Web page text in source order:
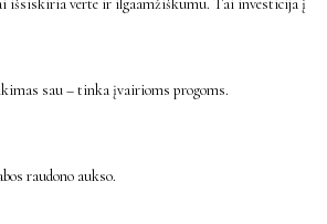
sau – tinka įvairioms progoms.
raudono aukso.